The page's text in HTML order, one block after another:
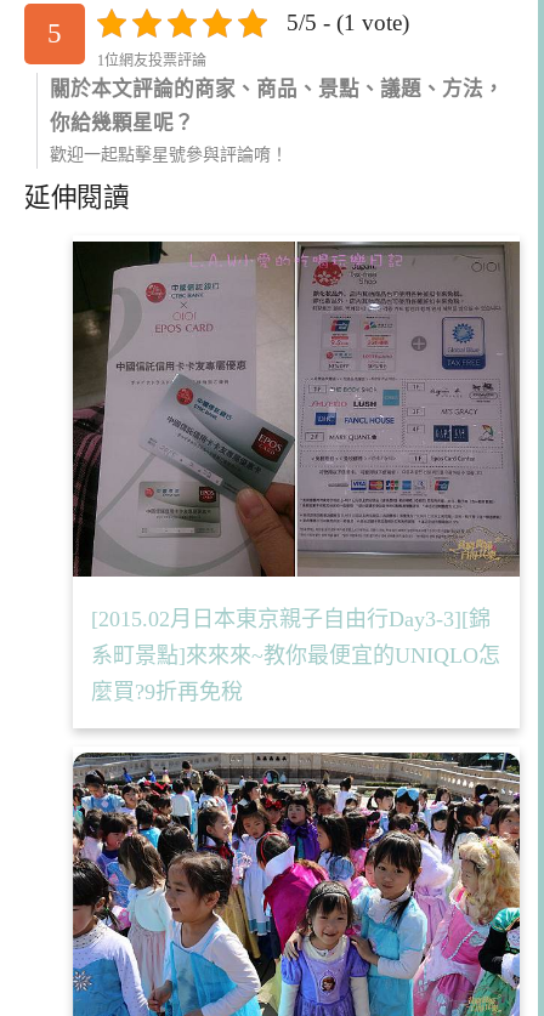
5 5/5 - (1 vote)
1位網友投票評論
關於本文評論的商家、商品、景點、議題、方法，
你給幾顆星呢？
歡迎一起點擊星號參與評論唷！
延伸閱讀
[2015.02月日本東京親子自由行Day3-3][錦
系町景點]來來來~教你最便宜的UNIQLO怎
麼買?9折再免稅